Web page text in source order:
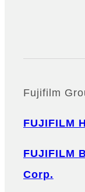
Official
Fujifilm
FUJIFILM
FUJIFILM
Corp.